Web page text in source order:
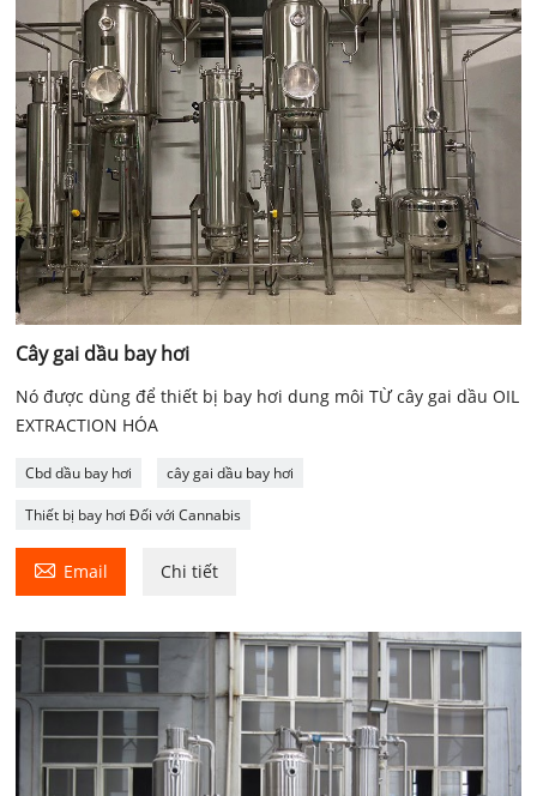
Cây gai dầu bay hơi
Nó được dùng để thiết bị bay hơi dung môi TỪ cây gai dầu OIL
EXTRACTION HÓA
Cbd dầu bay hơi cây gai dầu bay hơi
Thiết bị bay hơi Đối với Cannabis
 Email Chi tiết